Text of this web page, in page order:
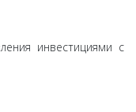
инвестициями с